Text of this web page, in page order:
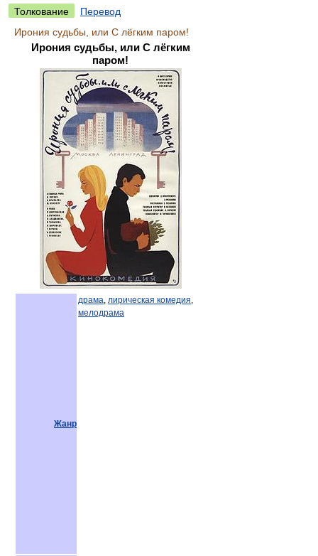
Толкование
Перевод
Ирония судьбы, или С лёгким паром!
Ирония судьбы, или С лёгким
паром!
Жанр
драма, лирическая комедия,
мелодрама